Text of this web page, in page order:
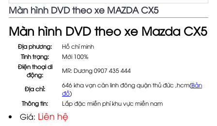
Màn hình DVD theo xe MAZDA CX5
Màn hình DVD theo xe Mazda CX5
Địa phương:
Hồ chí minh
Tình trạng:
Mới 100%
Điện thoại di
động:
MR: Dương 0907 435 444
Địa chỉ: 646 kha vạn cân linh đông quận thủ đức ,hcm(Bản
đồ)
Thông tin:
Lắp đặc miễn phí khu vực miền nam
Giá: Liên hệ